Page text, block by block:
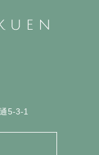
5-3-1